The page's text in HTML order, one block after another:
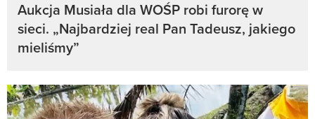
Aukcja Musiała dla WOŚP robi furorę w
sieci. „Najbardziej real Pan Tadeusz, jakiego
mieliśmy”